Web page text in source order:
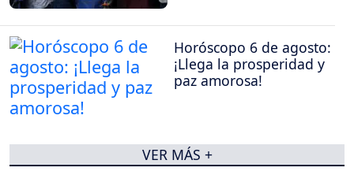
Horóscopo 6 de agosto:
¡Llega la prosperidad y
paz amorosa!
VER MÁS +